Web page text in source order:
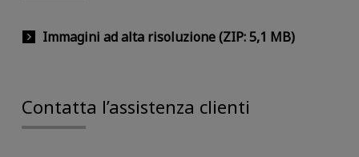
Immagini ad alta risoluzione (ZIP: 5,1 MB)
Contatta l’assistenza clienti